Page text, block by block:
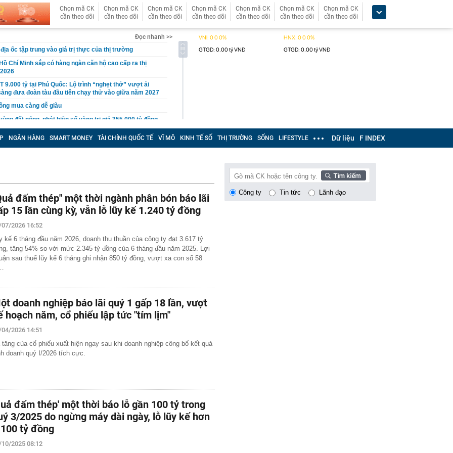
Chọn mã CK
cần theo dõi
Chọn mã CK
cần theo dõi
Chọn mã CK
cần theo dõi
Chọn mã CK
cần theo dõi
Chọn mã CK
cần theo dõi
Chọn mã CK
cần theo dõi
Chọn mã CK
cần theo dõi
Đọc nhanh >>
địa ốc tập trung vào giá trị thực của thị trường
Chí Minh sắp có hàng ngàn căn hộ cao cấp ra thị
9.000 tỷ tại Phú Quốc: Lộ trình “nghẹt thở” vượt ải
đưa đoàn tàu đầu tiên chạy thử vào giữa năm 2027
mua càng dễ giàu
đất nông, phát hiện số vàng trị giá 355.000 tỷ đồng,
dò 100 tấn vàng
thức' Honda Vision vừa ra mắt: Thiết kế đẹp như SH
triệu đồng
Hồng bị sạt do mưa lớn
rõ dáng vóc bên bờ biển
không nên ăn: Có bộ phận chứa độc tố, ăn phải có
tốc cuộc đua bộ nhớ AI với chuẩn HBF mới
từ shipper, tài khoản ngân hàng lập tức hiện lệnh
28 triệu đồng: Cô gái sinh năm 1990 phải đến công an
km gắn 'tường' chống ồn trên Vành đai 3 qua khu đô
danh Top 3 Công ty công nghệ cung cấp sản phẩm,
pháp chuyển đổi số uy tín năm 2026
học vùng vừa đạt doanh thu 2.200 tỷ đồng, trả lương
quy tụ đến 2.443 Thạc sĩ, Tiến sĩ, Phó Giáo sư, Giáo
đình đặt một tờ giấy A4 vào ngăn đông tủ lạnh? Lấy ra
đề
nghiệp nhà nước GVR, PV GAS, BSR, Petrolimex,
loạt "tím lịm"
loạt kiểm tra 293 căn hộ tại một khu chung cư lúc rạng
có 'biến'
mức hưởng BHYT của người lao động được quy
NGÂN HÀNG SMART MONEY TÀI CHÍNH QUỐC TẾ VĨ MÔ KINH TẾ SỐ THỊ TRƯỜNG SỐNG LIFESTYLE Dữ liệu F INDEX
đấm thép" một thời ngành phân bón báo lãi
15 lần cùng kỳ, vẫn lỗ lũy kế 1.240 tỷ đồng
2026 16:52
kế 6 tháng đầu năm 2026, doanh thu thuần của công ty đạt 3.617 tỷ
tăng 54% so với mức 2.345 tỷ đồng của 6 tháng đầu năm 2025. Lợi
sau thuế lũy kế 6 tháng ghi nhận 850 tỷ đồng, vượt xa con số 58
doanh nghiệp báo lãi quý 1 gấp 18 lần, vượt
hoạch năm, cổ phiếu lập tức "tím lịm"
2026 14:51
của cổ phiếu xuất hiện ngay sau khi doanh nghiệp công bố kết quả
doanh quý I/2026 tích cực.
đấm thép' một thời báo lỗ gần 100 tỷ trong
3/2025 do ngừng máy dài ngày, lỗ lũy kế hơn
tỷ đồng
2025 08:12
Công ty Tin tức Lãnh đạo